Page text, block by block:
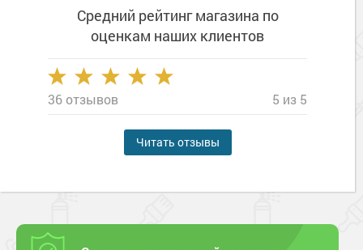
Средний рейтинг магазина по
оценкам наших клиентов
36 отзывов 5 из 5
Читать отзывы